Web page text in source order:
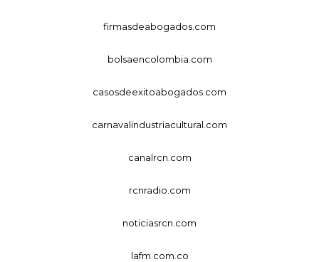
firmasdeabogados.com
bolsaencolombia.com
casosdeexitoabogados.com
carnavalindustriacultural.com
canalrcn.com
rcnradio.com
noticiasrcn.com
lafm.com.co